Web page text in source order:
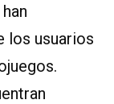
los usuarios